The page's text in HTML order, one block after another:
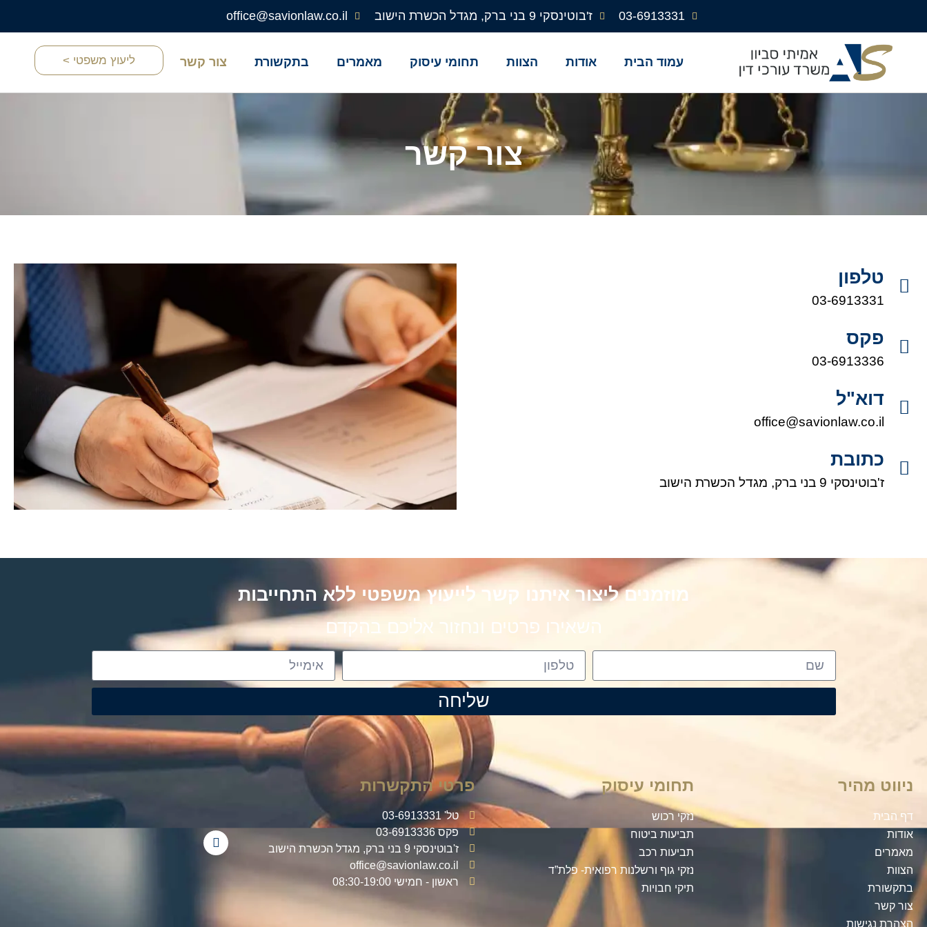
03-6913331 ז'בוטינסקי 9 בני ברק, מגדל הכשרת הישוב office@savionlaw.co.il
עמוד הבית אודות הצוות תחומי עיסוק מאמרים בתקשורת צור קשר ליעוץ משפטי >
צור קשר
טלפון
03-6913331
פקס
03-6913336
דוא"ל
office@savionlaw.co.il
כתובת
ז'בוטינסקי 9 בני ברק, מגדל הכשרת הישוב
מוזמנים ליצור איתנו קשר לייעוץ משפטי ללא התחייבות
השאירו פרטים ונחזור אליכם בהקדם
שליחה
ניווט מהיר
דף הבית
אודות
מאמרים
הצוות
בתקשורת
צור קשר
הצהרת נגישות
תחומי עיסוק
נזקי רכוש
תביעות ביטוח
תביעות רכב
נזקי גוף ורשלנות רפואית- פלת”ד
תיקי חבויות
פרטי התקשרות
טל' 03-6913331
פקס 03-6913336
ז'בוטינסקי 9 בני ברק, מגדל הכשרת הישוב
office@savionlaw.co.il
ראשון - חמישי 08:30-19:00